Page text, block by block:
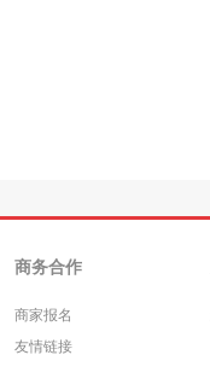
商务合作
商家报名
友情链接